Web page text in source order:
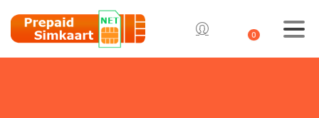
0